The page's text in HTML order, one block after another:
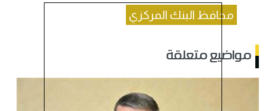
محافظ البنك المركزي
مواضيع متعلقة